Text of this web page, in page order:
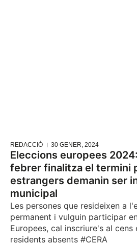
REDACCIÓ 30 GENER, 2024
Eleccions europees
febrer finalitza el termini
estrangers demanin ser
municipal
Les persones que resideixen a
permanent i vulguin participar
Europees, cal inscriure's al cens
residents absents #CERA